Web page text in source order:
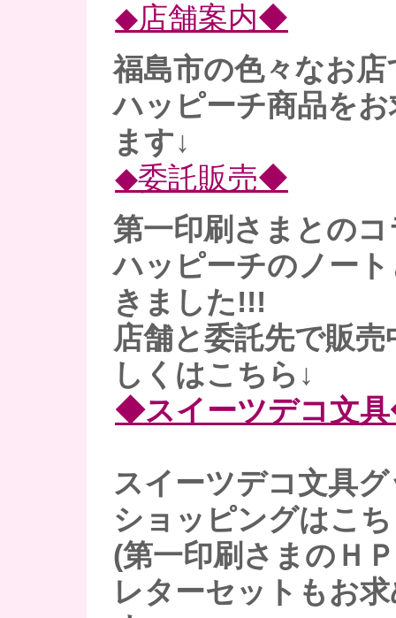
◆店舗案内◆
福島市の色々なお店
ハッピーチ商品を
ます↓
◆委託販売◆
第一印刷さまとの
ハッピーチのノー
きました!!!
店舗と委託先で販
しくはこちら↓
◆スイーツデコ文
スイーツデコ文具
ショッピングはこ
(第一印刷さまのＨ
レターセットもお